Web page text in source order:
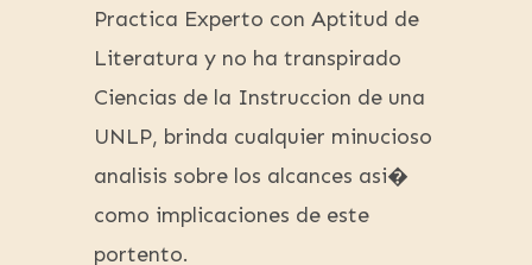
Practica Experto con Aptitud de
Literatura y no ha transpirado
Ciencias de la Instruccion de una
UNLP, brinda cualquier minucioso
analisis sobre los alcances asi�
como implicaciones de este
portento.